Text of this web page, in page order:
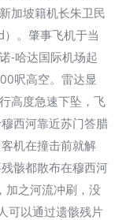
加坡籍机长朱卫民
。肇事飞机于当
-哈达国际机场起
呎高空。雷达显
高度急速下坠，飞
西河靠近苏门答腊
机在撞击前就解
骸都散布在穆西河
加之河流冲刷，没
可以通过遗骸残片